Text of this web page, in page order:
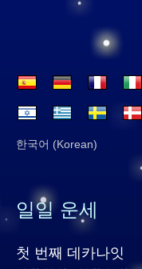
한국어 (Korean)
일일 운세
첫 번째 데카나잇